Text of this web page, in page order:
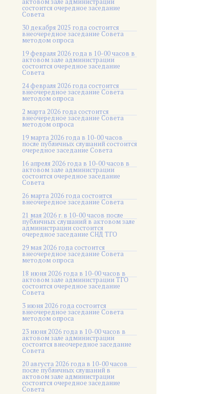
состоится очередное заседание
Совета
30 декабря 2025 года состоится
внеочередное заседание Совета
методом опроса
19 февраля 2026 года в 10-00 часов в
актовом зале администрации
состоится очередное заседание
Совета
24 февраля 2026 года состоится
внеочередное заседание Совета
методом опроса
2 марта 2026 года состоится
внеочередное заседание Совета
методом опроса
19 марта 2026 года в 10-00 часов
после публичных слушаний состоится
очередное заседание Совета
16 апреля 2026 года в 10-00 часов в
актовом зале администрации
состоится очередное заседание
Совета
26 марта 2026 года состоится
внеочередное заседание Совета
21 мая 2026 г. в 10-00 часов после
публичных слушаний в актовом зале
администрации состоится
очередное заседание СНД ТГО
29 мая 2026 года состоится
внеочередное заседание Совета
методом опроса
18 июня 2026 года в 10-00 часов в
актовом зале администрации ТГО
состоится очередное заседание
Совета
3 июня 2026 года состоится
внеочередное заседание Совета
методом опроса
23 июня 2026 года в 10-00 часов в
актовом зале администрации
состоится внеочередное заседание
Совета
20 августа 2026 года в 10-00 часов
после публичных слушаний в
актовом зале администрации
состоится очередное заседание
Совета